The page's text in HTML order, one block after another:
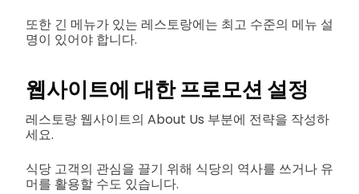
또한 긴 메뉴가 있는 레스토랑에는 최고 수준의 메뉴 설
명이 있어야 합니다.
웹사이트에 대한 프로모션 설정
레스토랑 웹사이트의 About Us 부분에 전략을 작성하
세요.
식당 고객의 관심을 끌기 위해 식당의 역사를 쓰거나 유
머를 활용할 수도 있습니다.